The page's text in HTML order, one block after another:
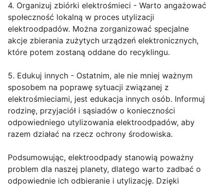
4. Organizuj zbiórki elektrośmieci - Warto angażować
społeczność lokalną w proces utylizacji
elektroodpadów. Można zorganizować specjalne
akcje zbierania zużytych urządzeń elektronicznych,
które potem zostaną oddane do recyklingu.
5. Edukuj innych - Ostatnim, ale nie mniej ważnym
sposobem na poprawę sytuacji związanej z
elektrośmieciami, jest edukacja innych osób. Informuj
rodzinę, przyjaciół i sąsiadów o konieczności
odpowiedniego utylizowania elektroodpadów, aby
razem działać na rzecz ochrony środowiska.
Podsumowując, elektroodpady stanowią poważny
problem dla naszej planety, dlatego warto zadbać o
odpowiednie ich odbieranie i utylizację. Dzięki